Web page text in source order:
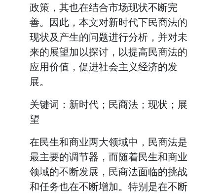
政策，其也在结合市场现状不断完
善。因此，本文对新时代下民商法的
现状及产生的问题进行分析，并对未
来的展望加以探讨，以提高民商法的
应用价值，促进社会主义经济的发
展。
关键词：新时代；民商法；现状；展
望
在民生和商业两大领域中，民商法是
最主要的调节器，而随着民生和商业
领域的不断发展，民商法面临的挑战
和任务也在不断增加。特别是在不断